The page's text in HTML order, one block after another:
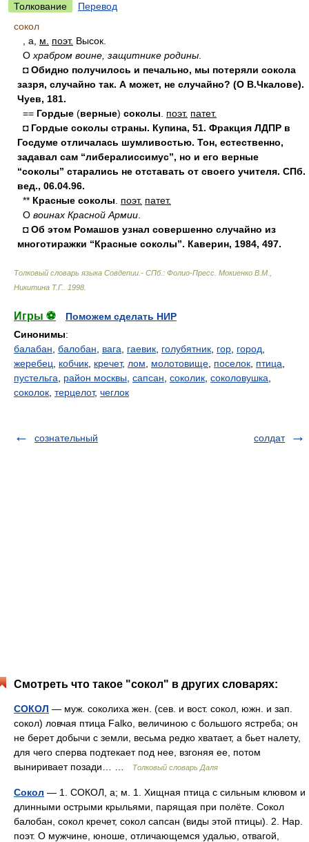
Толкование
Перевод
сокол
, а, м. поэт. Высок.
О храбром воине, защитнике родины
◘ Обидно получилось и печально, мы потеряли сокола
зазря, случайно так. А может, не случайно? (О В.Чкалове).
Чуев, 181.
== Гордые (верные) соколы поэт. патет.
◘ Гордые соколы страны. Купина, 51. Фракция ЛДПР в
Госдуме отличалась шумливостью. Тон, естественно,
задавал сам “либералиссимус”, но и его верные
“соколы” старались не отставать от своего учителя. СПб.
вед., 06.04.96.
** Красные соколы поэт. патет.
О воинах Красной Армии
◘ Об этом Ромашов узнал совершенно случайно из
многотиражки “Красные соколы”. Каверин, 1984, 497.
Толковый словарь языка Совдепии.- СПб.: Фолио-Пресс Мокиенко В.М.,
Никитина Т.Г.
1998
Игры ⚽
Поможем сделать НИР
Синонимы:
балабан балобан вага гаевик голубятник гор город
жеребец
кобчик кречет, лом молотовище поселок птица
пустельга
район москвы сапсан соколик соколовушка
соколок терцелот, чеглок
сознательный солдат
Смотреть что такое "сокол" в других словарях:
СОКОЛ — муж. соколиха жен. (сев. и вост. сокол, южн. и зап.
сокол) ловчая птица Falko, величиною с большого ястреба; он
не берет добычи с земли, весьма редко хватает, а бьет налету,
для чего сперва подтекает под нее, взгоняя ее, потом
выниривает позади… …
Толковый словарь Даля
Сокол — 1. СОКОЛ, а; м. 1. Хищная птица с сильным клювом и
длинными острыми крыльями, парящая при полёте. Сокол
балобан, сокол кречет, сокол сапсан (виды этой птицы). 2. Нар.
поэт. О мужчине, юноше, отличающемся удалью, отвагой,